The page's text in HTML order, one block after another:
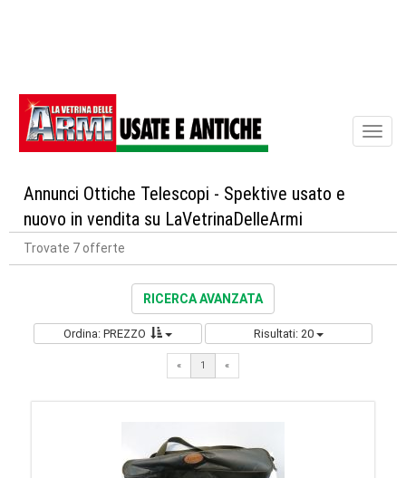
Annunci Ottiche Telescopi - Spektive usato e
nuovo in vendita su LaVetrinaDelleArmi
Trovate 7 offerte
RICERCA AVANZATA
Ordina: PREZZO Risultati: 20
« 1 «